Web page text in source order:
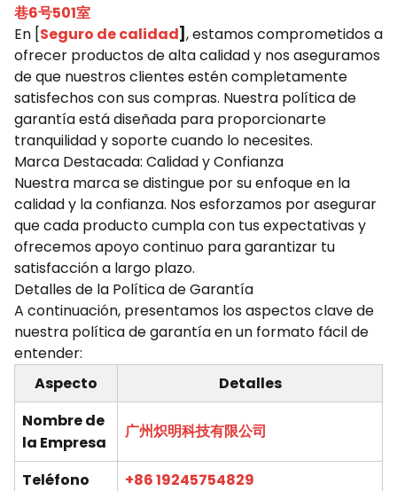
巷6号501室
En [Seguro de calidad] , estamos comprometidos a
ofrecer productos de alta calidad y nos aseguramos
de que nuestros clientes estén completamente
satisfechos con sus compras. Nuestra política de
garantía está diseñada para proporcionarte
tranquilidad y soporte cuando lo necesites.
Marca Destacada: Calidad y Confianza
Nuestra marca se distingue por su enfoque en la
calidad y la confianza. Nos esforzamos por asegurar
que cada producto cumpla con tus expectativas y
ofrecemos apoyo continuo para garantizar tu
satisfacción a largo plazo.
Detalles de la Política de Garantía
A continuación, presentamos los aspectos clave de
nuestra política de garantía en un formato fácil de
entender:
Aspecto
Detalles
Nombre de
la Empresa
广州炽明科技有限公司
Teléfono
+86 19245754829